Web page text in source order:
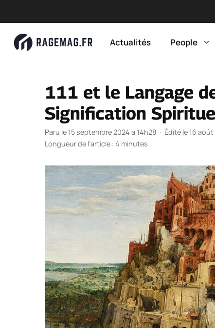
Actualités People
111 et le Langage
Signification
Paru le 15 septembre 2024 à 14h28 · Édité le 16
Longueur de l’article : 4 minutes